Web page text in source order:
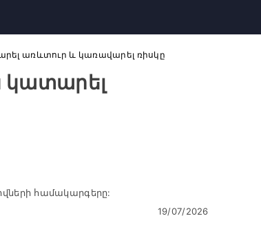
առևտուր և կառավարել ռիսկը
կատարել
համակարգերը:
19/07/2026